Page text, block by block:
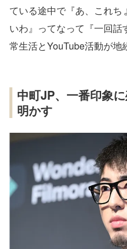
ている途中で『あ、これ
いわ』ってなって『一回話
常生活とYouTube活動が地
中町JP、一番印象
明かす